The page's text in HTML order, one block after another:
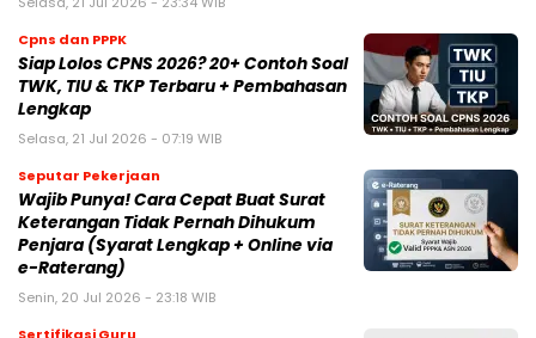
Cpns dan PPPK
Siap Lolos CPNS 2026? 20+ Contoh Soal
TWK, TIU & TKP Terbaru + Pembahasan
Lengkap
Selasa, 21 Jul 2026 - 07:19 WIB
Seputar Pekerjaan
Wajib Punya! Cara Cepat Buat Surat
Keterangan Tidak Pernah Dihukum
Penjara (Syarat Lengkap + Online via
e-Raterang)
Senin, 20 Jul 2026 - 23:18 WIB